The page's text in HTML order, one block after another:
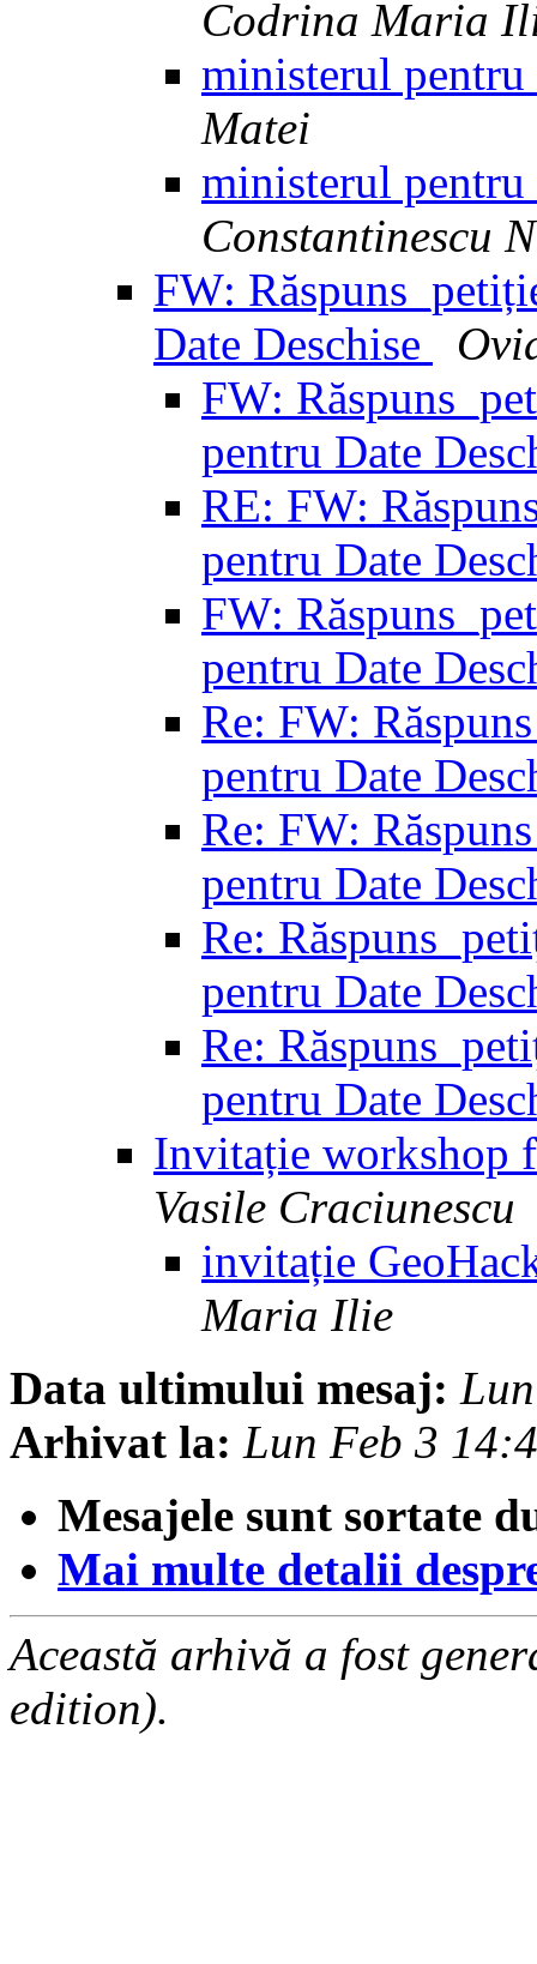
Codrina Maria
ministerul
Matei
ministerul
Constantinescu
FW:
Date Deschise
FW:
pentru Date
RE: FW:
pentru Date
FW:
pentru Date
Re: FW:
pentru Date
Re: FW:
pentru Date
Re:
pentru Date
Re:
pentru Date
Invitație workshop
Vasile Craciunescu
invitație
Maria Ilie
Data ultimului mesaj:
Arhivat la: Lun Feb 3
Mesajele sunt sortate
Mai multe detalii
Această arhivă a fost
edition).